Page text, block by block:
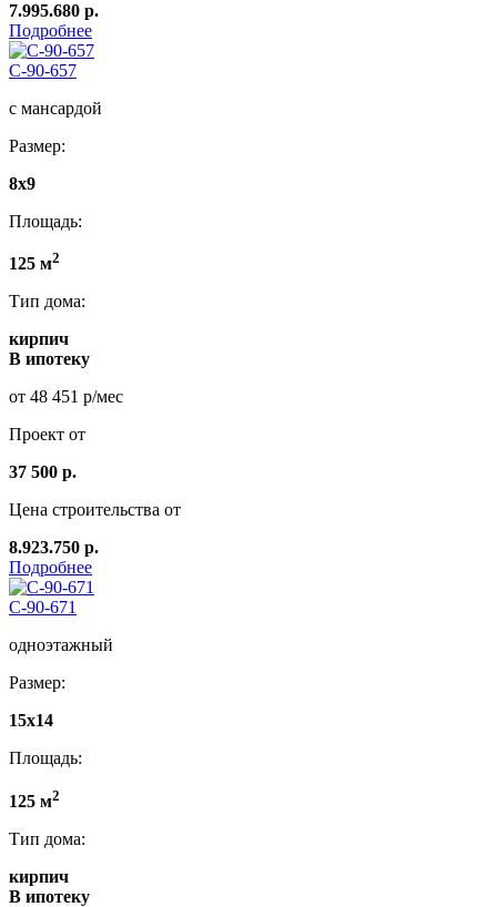
7.995.680 р.
Подробнее
С-90-657
с мансардой
Размер:
8x9
Площадь:
125 м2
Тип дома:
кирпич
В ипотеку
от 48 451 р/мес
Проект от
37 500 р.
Цена строительства от
8.923.750 р.
Подробнее
С-90-671
одноэтажный
Размер:
15x14
Площадь:
125 м2
Тип дома:
кирпич
В ипотеку